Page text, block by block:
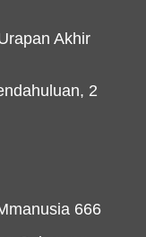
Akhir
2
666